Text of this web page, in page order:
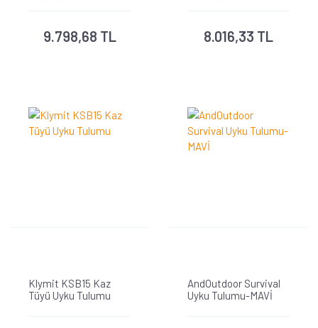
9.798,68 TL 8.016,33 TL
Klymit KSB15 Kaz
Tüyü Uyku Tulumu
AndOutdoor Survival
Uyku Tulumu-MAVİ